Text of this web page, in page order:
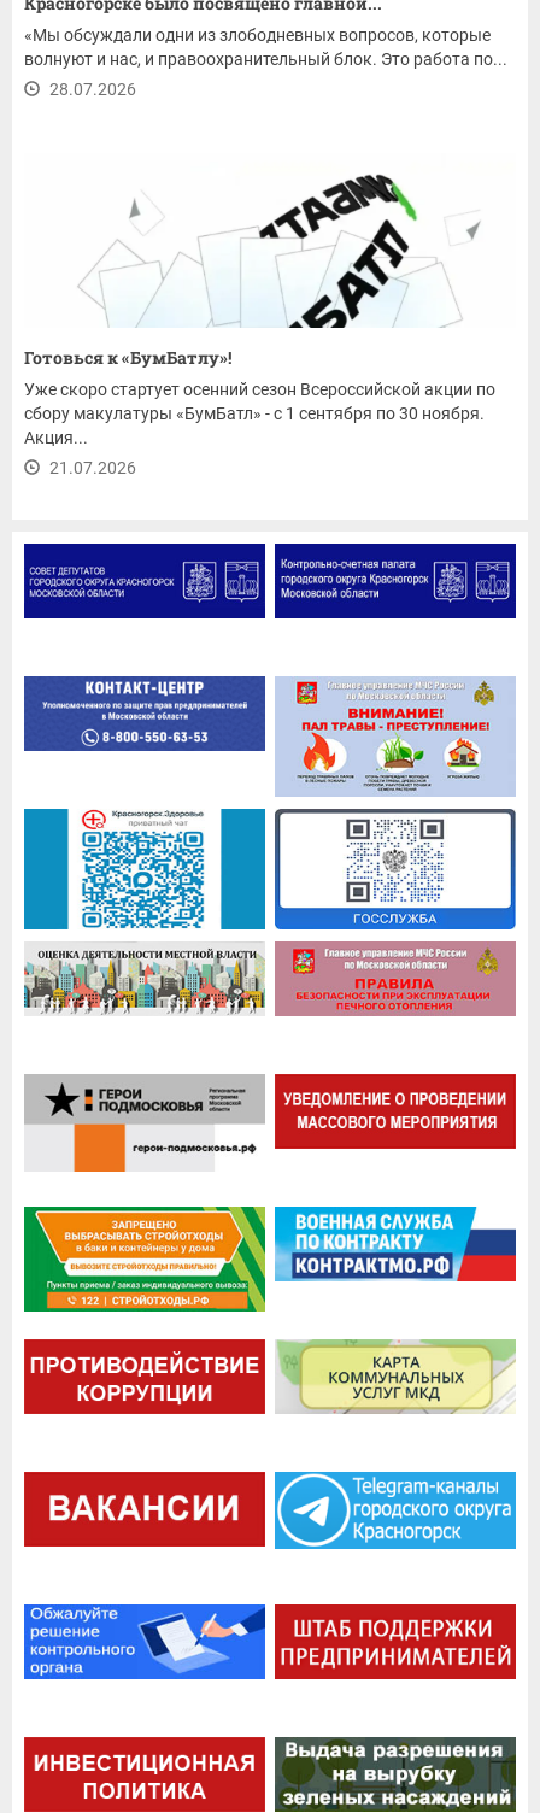
«Мы обсуждали одни из злободневных вопросов, которые
волнуют и нас, и правоохранительный блок. Это работа по...
28.07.2026
Готовься к «БумБатлу»!
Уже скоро стартует осенний сезон Всероссийской акции по
сбору макулатуры «БумБатл» - с 1 сентября по 30 ноября.
Акция...
21.07.2026